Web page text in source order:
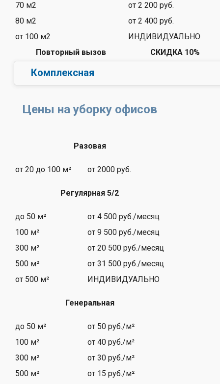
70 м2
от 2 200 руб.
80 м2
от 2 400 руб.
от 100 м2
ИНДИВИДУАЛЬНО
Повторный вызов
СКИДКА 10%
Комплексная
Цены на уборку офисов
Разовая
от 20 до 100 м² от 2000 руб.
Регулярная 5/2
до 50 м²
от 4 500 руб./месяц
100 м²
от 9 500 руб./месяц
300 м²
от 20 500 руб./месяц
500 м²
от 31 500 руб./месяц
от 500 м²
ИНДИВИДУАЛЬНО
Генеральная
до 50 м²
от 50 руб./м²
100 м²
от 40 руб./м²
300 м²
от 30 руб./м²
500 м²
от 15 руб./м²